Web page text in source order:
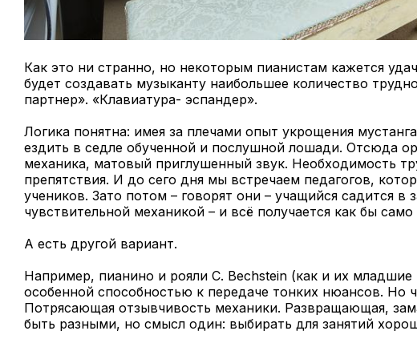
Как это ни странно, но некоторым пианистам кажется
будет создавать музыканту наибольшее количество
партнер». «Клавиатура- эспандер».
Логика понятна: имея за плечами опыт укрощения
ездить в седле обученной и послушной лошади. Отсюда
механика, матовый приглушенный звук. Необходимость
препятствия. И до сего дня мы встречаем педагогов,
учеников. Зато потом – говорят они – учащийся садится в
чувствительной механикой – и всё получается как бы
А есть другой вариант.
Например, пианино и рояли C. Bechstein (как и их
особенной способностью к передаче тонких нюансов. Но
Потрясающая отзывчивость механики. Развращающая,
быть разными, но смысл один: выбирать для занятий